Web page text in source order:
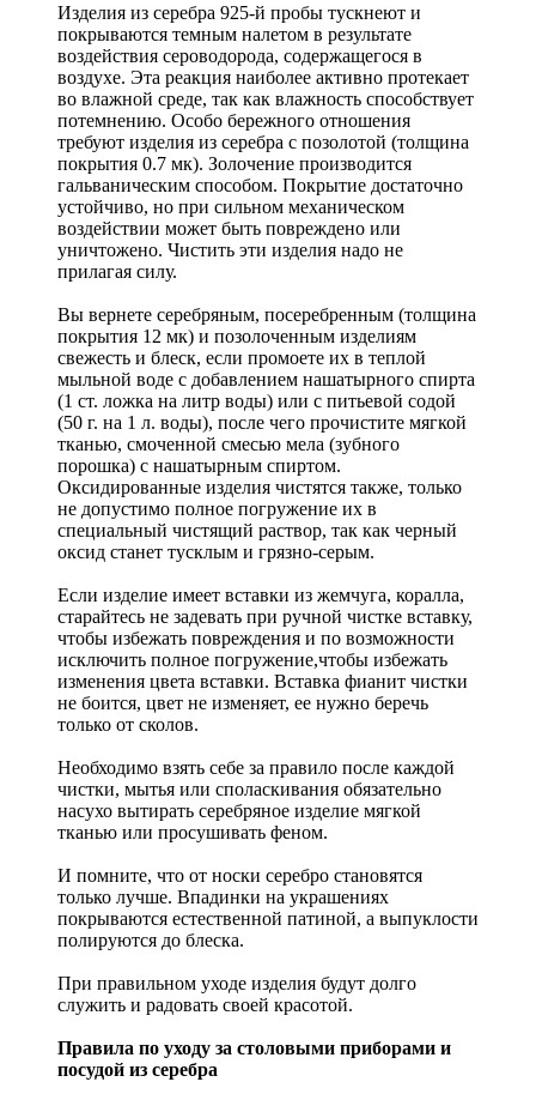
Изделия из серебра 925-й пробы тускнеют и
покрываются темным налетом в результате
воздействия сероводорода, содержащегося в
воздухе. Эта реакция наиболее активно протекает
во влажной среде, так как влажность способствует
потемнению. Особо бережного отношения
требуют изделия из серебра с позолотой (толщина
покрытия 0.7 мк). Золочение производится
гальваническим способом. Покрытие достаточно
устойчиво, но при сильном механическом
воздействии может быть повреждено или
уничтожено. Чистить эти изделия надо не
прилагая силу.
Вы вернете серебряным, посеребренным (толщина
покрытия 12 мк) и позолоченным изделиям
свежесть и блеск, если промоете их в теплой
мыльной воде с добавлением нашатырного спирта
(1 ст. ложка на литр воды) или с питьевой содой
(50 г. на 1 л. воды), после чего прочистите мягкой
тканью, смоченной смесью мела (зубного
порошка) с нашатырным спиртом.
Оксидированные изделия чистятся также, только
не допустимо полное погружение их в
специальный чистящий раствор, так как черный
оксид станет тусклым и грязно-серым.
Если изделие имеет вставки из жемчуга, коралла,
старайтесь не задевать при ручной чистке вставку,
чтобы избежать повреждения и по возможности
исключить полное погружение,чтобы избежать
изменения цвета вставки. Вставка фианит чистки
не боится, цвет не изменяет, ее нужно беречь
только от сколов.
Необходимо взять себе за правило после каждой
чистки, мытья или споласкивания обязательно
насухо вытирать серебряное изделие мягкой
тканью или просушивать феном.
И помните, что от носки серебро становятся
только лучше. Впадинки на украшениях
покрываются естественной патиной, а выпуклости
полируются до блеска.
При правильном уходе изделия будут долго
служить и радовать своей красотой.
Правила по уходу за столовыми приборами и
посудой из серебра